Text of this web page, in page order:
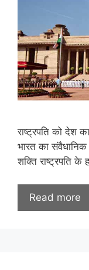
राष्ट्रपति को देश
भारत का संवैधानिक
शक्ति राष्ट्रपति के
Read more